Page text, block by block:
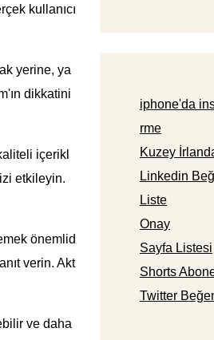
kullanıcı
yerine, ya
dikkatini
içerikl
etkileyin.
önemlid
verin. Akt
ve daha
iphone'da
rme
Kuzey
Linkedin
Liste
Onay
Sayfa Listesi
Shorts
Twitter